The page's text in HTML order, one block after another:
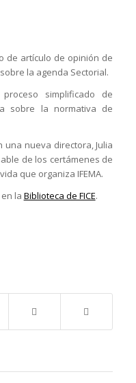
de artículo de opinión de
la agenda Sectorial.
simplificado de
sobre la normativa de
una nueva directora, Julia
de los certámenes de
que organiza IFEMA.
la Biblioteca de FICE.